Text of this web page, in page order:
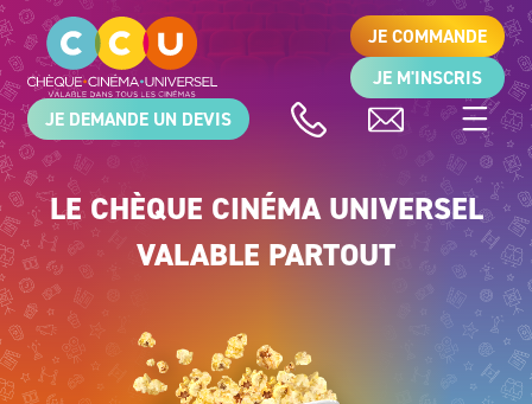
JE COMMANDE
JE M'INSCRIS
JE DEMANDE UN DEVIS
LE CHÈQUE CINÉMA UNIVERSEL
VALABLE PARTOUT